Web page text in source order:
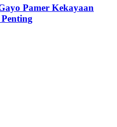
Pamer Kekayaan